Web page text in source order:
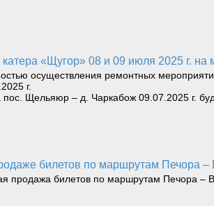
катера «Щугор» 08 и 09 июля 2025 г.
осуществления ремонтных
г.
Щельяюр – д. Чаркабож 09.07.2025 г.
билетов по маршрутам
продажа билетов по маршрутам Печора